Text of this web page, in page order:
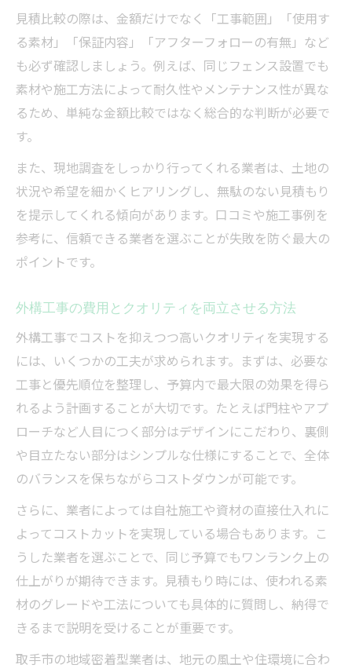
見積比較の際は、金額だけでなく「工事範囲」「使用す
る素材」「保証内容」「アフターフォローの有無」など
も必ず確認しましょう。例えば、同じフェンス設置でも
素材や施工方法によって耐久性やメンテナンス性が異な
るため、単純な金額比較ではなく総合的な判断が必要で
す。
また、現地調査をしっかり行ってくれる業者は、土地の
状況や希望を細かくヒアリングし、無駄のない見積もり
を提示してくれる傾向があります。口コミや施工事例を
参考に、信頼できる業者を選ぶことが失敗を防ぐ最大の
ポイントです。
外構工事の費用とクオリティを両立させる方法
外構工事でコストを抑えつつ高いクオリティを実現する
には、いくつかの工夫が求められます。まずは、必要な
工事と優先順位を整理し、予算内で最大限の効果を得ら
れるよう計画することが大切です。たとえば門柱やアプ
ローチなど人目につく部分はデザインにこだわり、裏側
や目立たない部分はシンプルな仕様にすることで、全体
のバランスを保ちながらコストダウンが可能です。
さらに、業者によっては自社施工や資材の直接仕入れに
よってコストカットを実現している場合もあります。こ
うした業者を選ぶことで、同じ予算でもワンランク上の
仕上がりが期待できます。見積もり時には、使われる素
材のグレードや工法についても具体的に質問し、納得で
きるまで説明を受けることが重要です。
取手市の地域密着型業者は、地元の風土や住環境に合わ